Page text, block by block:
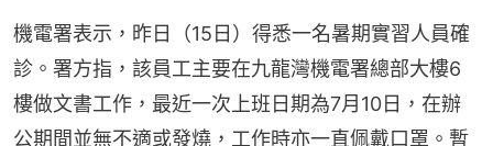
機電署表示，昨日（15日）得悉一名暑期實習人員確
診。署方指，該員工主要在九龍灣機電署總部大樓6
樓做文書工作，最近一次上班日期為7月10日，在辦
公期間並無不適或發燒，工作時亦一直佩戴口罩。暫